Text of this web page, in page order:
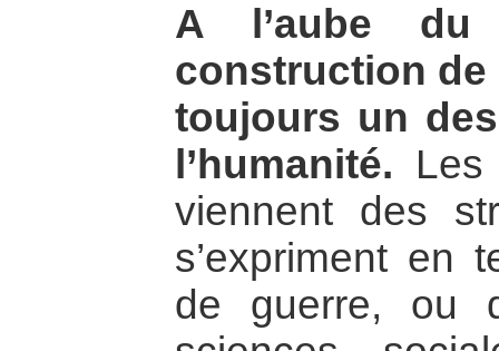
A l’aube du
construction de
toujours un
l’humanité. Les
viennent des
s’expriment en
de guerre, ou